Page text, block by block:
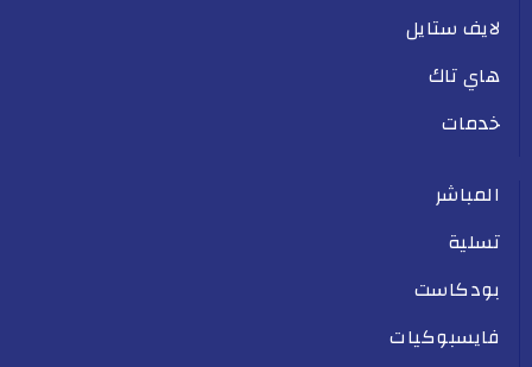
لايف ستايل
هاي تاك
خدمات
المباشر
تسلية
بودكاست
فايسبوكيات